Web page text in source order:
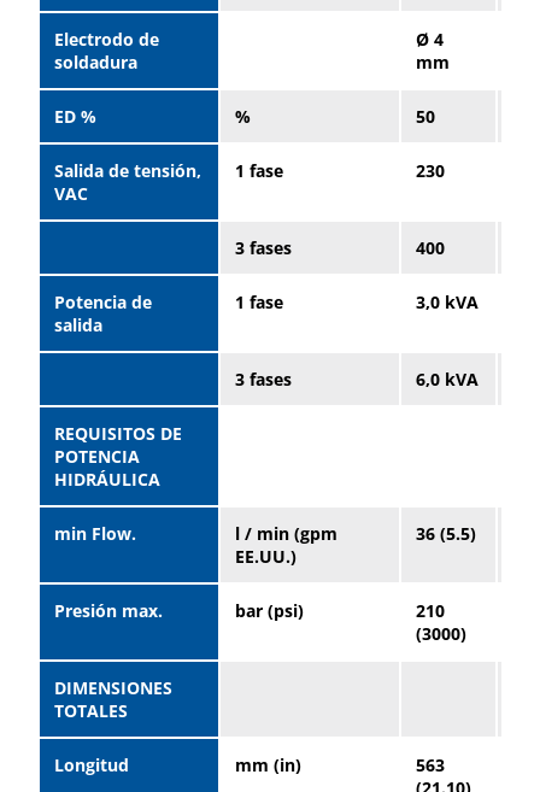
Electrodo de
soldadura
Ø 4
mm
ED % % 50
Salida de tensión,
VAC
1 fase 230
3 fases 400
Potencia de
salida
1 fase 3,0 kVA
3 fases 6,0 kVA
REQUISITOS DE
POTENCIA
HIDRÁULICA
min Flow.
l / min (gpm
EE.UU.)
36 (5.5)
Presión max. bar (psi)
210
(3000)
DIMENSIONES
TOTALES
Longitud mm (in)
563
(21.10)